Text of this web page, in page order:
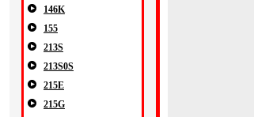
146K
155
213S
213S0S
215E
215G